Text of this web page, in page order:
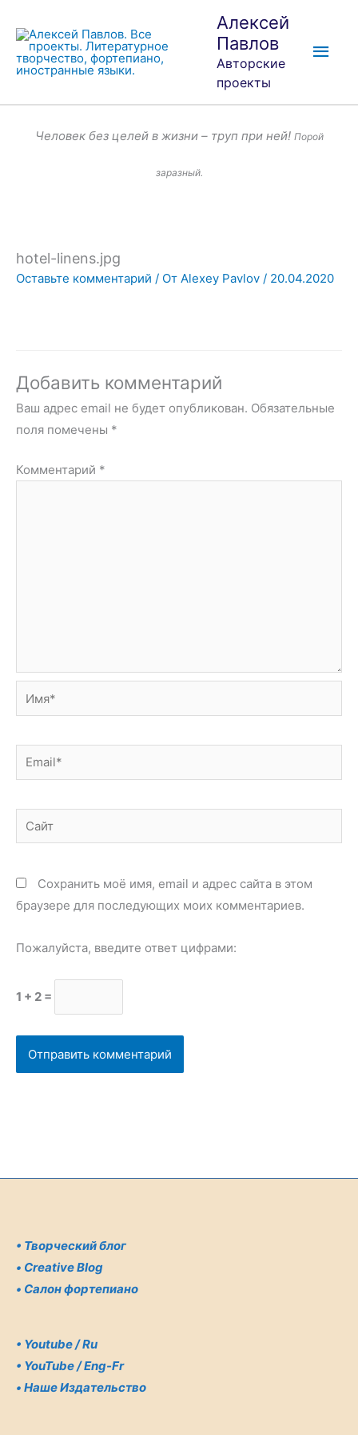
содержимому
Алексей
Павлов
Авторские
проекты
Человек без целей в жизни – труп при ней! Порой
заразный.
hotel-linens.jpg
Оставьте комментарий / От Alexey Pavlov / 20.04.2020
Добавить комментарий
Ваш адрес email не будет опубликован. Обязательные
поля помечены *
Комментарий *
Имя*
Email*
Сайт
Сохранить моё имя, email и адрес сайта в этом
браузере для последующих моих комментариев.
Пожалуйста, введите ответ цифрами:
1 + 2 =
• Творческий блог
• Creative Blog
• Салон фортепиано
• Youtube / Ru
• YouTube / Eng-Fr
• Наше Издательство